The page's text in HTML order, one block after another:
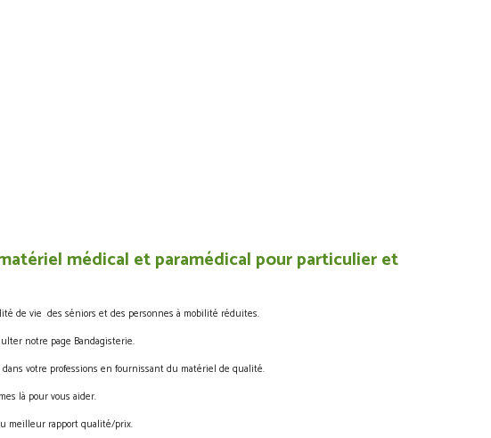
médical et paramédical pour particulier et
de vie des séniors et des personnes à mobilité réduites.
notre page Bandagisterie.
votre professions en fournissant du matériel de qualité.
là pour vous aider.
meilleur rapport qualité/prix.